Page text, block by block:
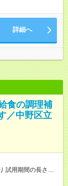
1日もあれば週5日
詳細へ
食の調理補
／中野区立